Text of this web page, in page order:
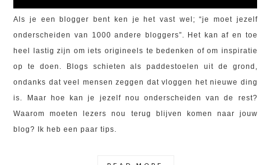
Als je een blogger bent ken je het vast wel; “je moet jezelf
onderscheiden van 1000 andere bloggers”. Het kan af en toe
heel lastig zijn om iets origineels te bedenken of om inspiratie
op te doen. Blogs schieten als paddestoelen uit de grond,
ondanks dat veel mensen zeggen dat vloggen het nieuwe ding
is. Maar hoe kan je jezelf nou onderscheiden van de rest?
Waarom moeten lezers nou terug blijven komen naar jouw
blog? Ik heb een paar tips.